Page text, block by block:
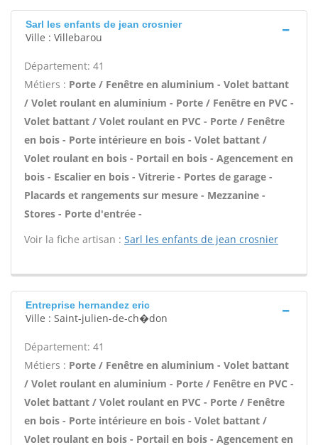
Sarl les enfants de jean crosnier
Ville : Villebarou
Département: 41
Métiers : Porte / Fenêtre en aluminium - Volet battant
/ Volet roulant en aluminium - Porte / Fenêtre en PVC -
Volet battant / Volet roulant en PVC - Porte / Fenêtre
en bois - Porte intérieure en bois - Volet battant /
Volet roulant en bois - Portail en bois - Agencement en
bois - Escalier en bois - Vitrerie - Portes de garage -
Placards et rangements sur mesure - Mezzanine -
Stores - Porte d'entrée -
Voir la fiche artisan : Sarl les enfants de jean crosnier
Entreprise hernandez eric
Ville : Saint-julien-de-ch�don
Département: 41
Métiers : Porte / Fenêtre en aluminium - Volet battant
/ Volet roulant en aluminium - Porte / Fenêtre en PVC -
Volet battant / Volet roulant en PVC - Porte / Fenêtre
en bois - Porte intérieure en bois - Volet battant /
Volet roulant en bois - Portail en bois - Agencement en